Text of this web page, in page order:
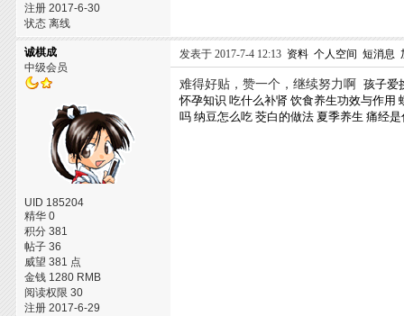
注册 2017-6-30
状态 离线
诚棋成
中级会员
UID 185204
精华 0
积分 381
帖子 36
威望 381 点
金钱 1280 RMB
阅读权限 30
注册 2017-6-29
发表于 2017-7-4 12:13 资料 个人空间 短消息
难得好贴，赞一个，继续努力啊
孩子爱
怀孕知识 吃什么补肾 饮食养生功效与作用
吗 纳豆怎么吃 茭白的做法 夏季养生 痛经